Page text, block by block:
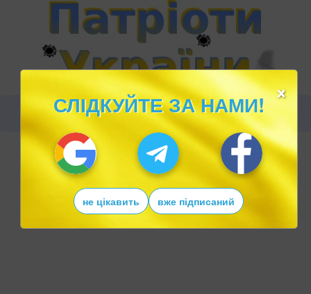
×
СЛІДКУЙТЕ ЗА НАМИ!
не цікавить вже підписаний